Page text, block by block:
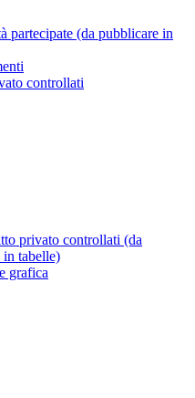
partecipate (da pubblicare in
controllati
privato controllati (da
in tabelle)
grafica